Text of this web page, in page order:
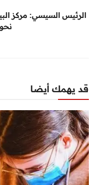
الرئيس السيسي: مركز
قد يهمك أيضا